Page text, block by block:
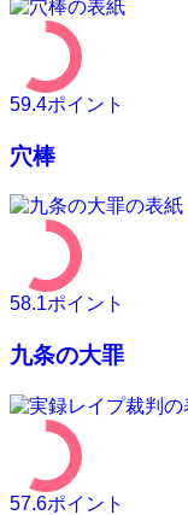
59.4ポイント
穴棒
58.1ポイント
九条の大罪
57.6ポイント